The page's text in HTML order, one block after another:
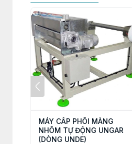
MÁY CẤP PHÔI MÀNG
NHÔM TỰ ĐỘNG UNGAR
(DÒNG UNDE)